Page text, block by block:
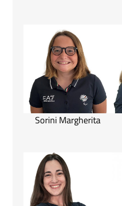
Sorini Margherita